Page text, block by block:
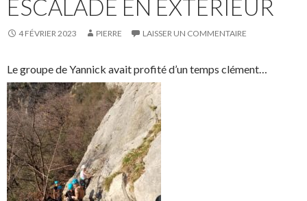
ESCALADE EN EXTERIEUR
4 FÉVRIER 2023 PIERRE LAISSER UN COMMENTAIRE
Le groupe de Yannick avait profité d’un temps clément…